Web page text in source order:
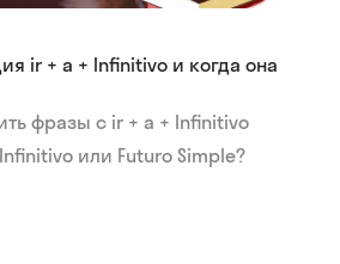
ir + a + Infinitivo и когда она
фразы с ir + a + Infinitivo
или Futuro Simple?